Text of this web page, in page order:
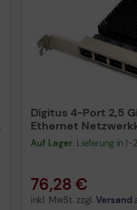
Digitus 4-Port 2,5
Ethernet
RJ45, PCI Express,
Chipsatz
Auf Lager: Lieferung in
76,28 €
inkl. MwSt. zzgl. Versand